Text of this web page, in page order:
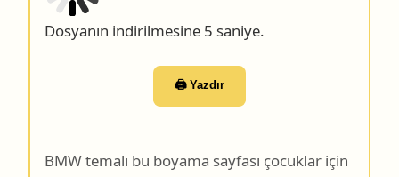
sunar. Ücretsiz olarak indirip yazdırabilir,